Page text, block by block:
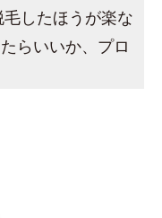
したほうが楽な
らいいか、プロ